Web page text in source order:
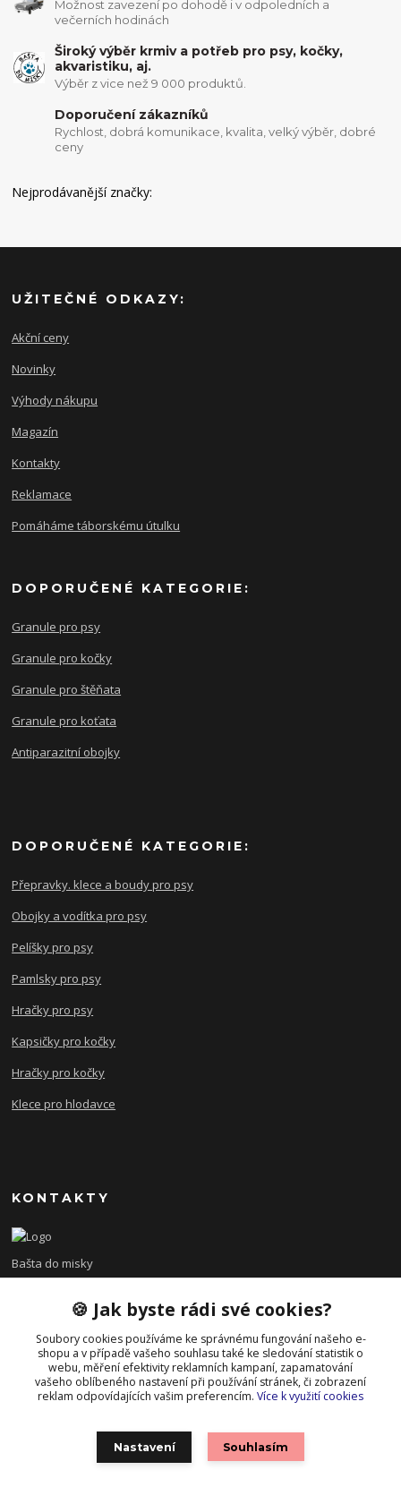
Možnost zavezení po dohodě i v odpoledních a
večerních hodinách
Široký výběr krmiv a potřeb pro psy, kočky,
akvaristiku, aj.
Výběr z vice než 9 000 produktů.
Doporučení zákazníků
Rychlost, dobrá komunikace, kvalita, velký výběr, dobré
ceny
Nejprodávanější značky:
UŽITEČNÉ ODKAZY:
Akční ceny
Novinky
Výhody nákupu
Magazín
Kontakty
Reklamace
Pomáháme táborskému útulku
DOPORUČENÉ KATEGORIE:
Granule pro psy
Granule pro kočky
Granule pro štěňata
Granule pro koťata
Antiparazitní obojky
DOPORUČENÉ KATEGORIE:
Přepravky. klece a boudy pro psy
Obojky a vodítka pro psy
Pelíšky pro psy
Pamlsky pro psy
Hračky pro psy
Kapsičky pro kočky
Hračky pro kočky
Klece pro hlodavce
KONTAKTY
Bašta do misky
+420 608 479 610
po - pá 8:00 - 15:00
info@bastadomisky.cz
🍪 Jak byste rádi své cookies?
Soubory cookies používáme ke správnému fungování našeho e-
shopu a v případě vašeho souhlasu také ke sledování statistik o
webu, měření efektivity reklamních kampaní, zapamatování
vašeho oblíbeného nastavení při používání stránek, či zobrazení
reklam odpovídajících vašim preferencím. Více k využití cookies
Nastavení Souhlasím